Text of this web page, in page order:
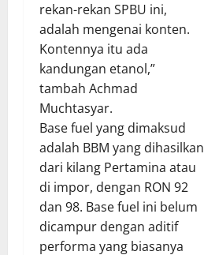
rekan-rekan SPBU ini,
adalah mengenai konten.
Kontennya itu ada
kandungan etanol,”
tambah Achmad
Muchtasyar.
Base fuel yang dimaksud
adalah BBM yang dihasilkan
dari kilang Pertamina atau
di impor, dengan RON 92
dan 98. Base fuel ini belum
dicampur dengan aditif
performa yang biasanya